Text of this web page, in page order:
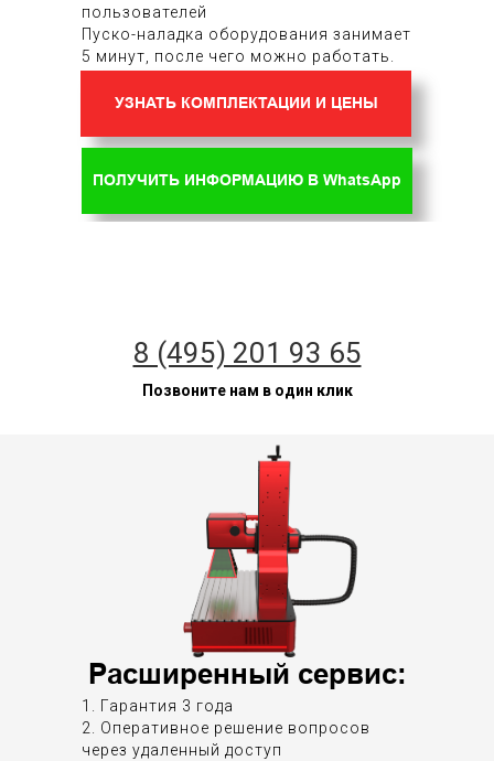
пользователей
Пуско-наладка оборудования занимает
5 минут, после чего можно работать.
УЗНАТЬ КОМПЛЕКТАЦИИ И ЦЕНЫ
ПОЛУЧИТЬ ИНФОРМАЦИЮ В WhatsApp
8 (495) 201 93 65
Позвоните нам в один клик
1. Гарантия 3 года
2. Оперативное решение вопросов
через удаленный доступ
Расширенный сервис: